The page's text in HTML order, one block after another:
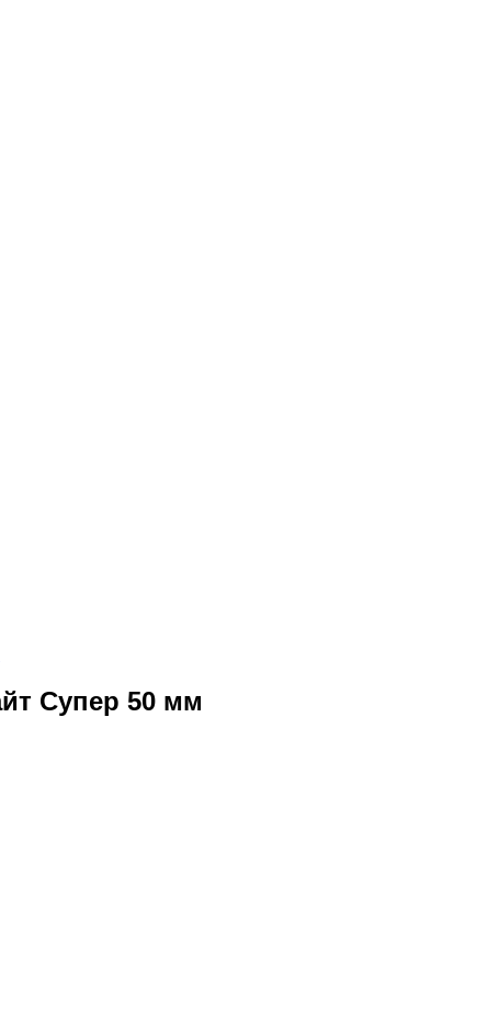
Супер 50 мм